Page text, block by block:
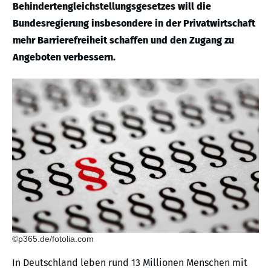
Behindertengleichstellungsgesetzes will die
Bundesregierung insbesondere in der Privatwirtschaft
mehr Barrierefreiheit schaffen und den Zugang zu
Angeboten verbessern.
©p365.de/fotolia.com
In Deutschland leben rund 13 Millionen Menschen mit